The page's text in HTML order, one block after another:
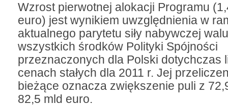
Wzrost pierwotnej alokacji Programu
euro) jest wynikiem uwzględnienia w
aktualnego parytetu siły nabywczej
wszystkich środków Polityki Spójności
przeznaczonych dla Polski dotychczas
cenach stałych dla 2011 r. Jej
bieżące oznacza zwiększenie puli z
82,5 mld euro.